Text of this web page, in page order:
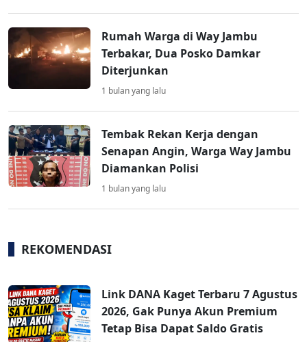
Rumah Warga di Way Jambu
Terbakar, Dua Posko Damkar
Diterjunkan
1 bulan yang lalu
Tembak Rekan Kerja dengan
Senapan Angin, Warga Way Jambu
Diamankan Polisi
1 bulan yang lalu
REKOMENDASI
Link DANA Kaget Terbaru 7 Agustus
2026, Gak Punya Akun Premium
Tetap Bisa Dapat Saldo Gratis